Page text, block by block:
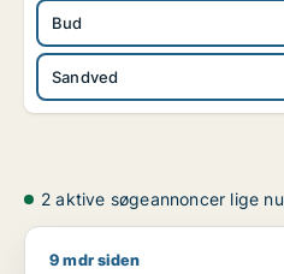
Bud
Sandved
2 aktive søgeannoncer lige nu
Thomas søger job som bud
9 mdr siden